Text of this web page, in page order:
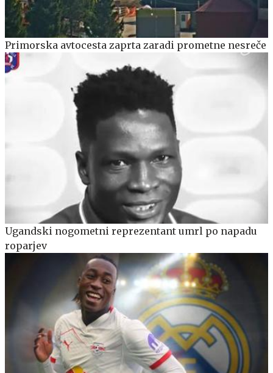
Primorska avtocesta zaprta zaradi prometne nesreče
Ugandski nogometni reprezentant umrl po napadu
roparjev